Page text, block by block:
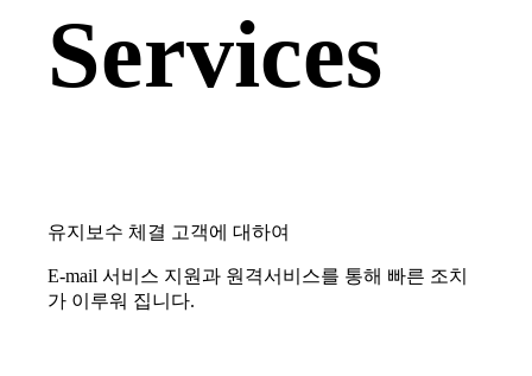
Services
유지보수 체결 고객에 대하여
E-mail 서비스 지원과 원격서비스를 통해 빠른 조치
가 이루워 집니다.